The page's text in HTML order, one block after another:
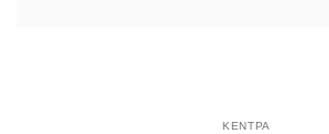
ΚΕΝΤΡΑ